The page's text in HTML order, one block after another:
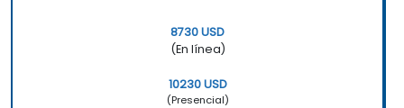
8730 USD
(En línea)
10230 USD
(Presencial)